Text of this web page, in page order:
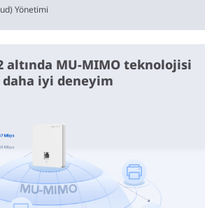
Yönetimi
altında MU-MIMO teknolojisi
iyi deneyim